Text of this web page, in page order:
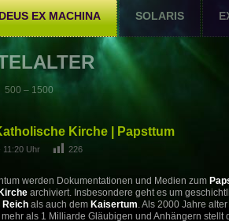
EX MACHINA SOLARIS
500 – 1500
Kirche | Papsttum
11:20 Uhr 226
werden Dokumentationen und Medien zum
archiviert. Insbesondere geht es um
Reichals auch dem Kaisertum. Als 2000 Jahre
mehr als 1 Milliarde Gläubigen und Anhängern stellt